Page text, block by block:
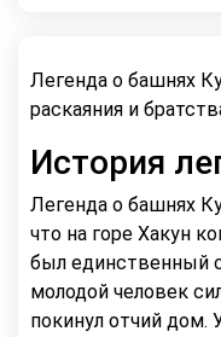
Легенда о башнях
раскаяния и
История
Легенда о башнях
что на горе Хакун
был единственный
молодой человек
покинул отчий дом.